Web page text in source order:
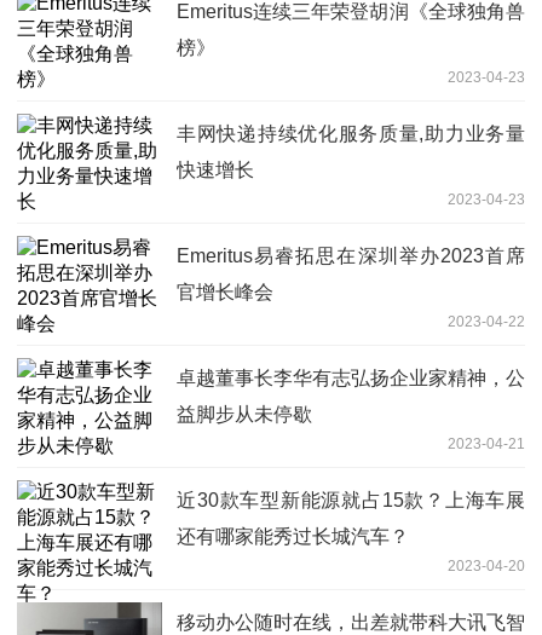
Emeritus连续三年荣登胡润《全球独角兽
榜》
2023-04-23
丰网快递持续优化服务质量,助力业务量
快速增长
2023-04-23
Emeritus易睿拓思在深圳举办2023首席
官增长峰会
2023-04-22
卓越董事长李华有志弘扬企业家精神，公
益脚步从未停歇
2023-04-21
近30款车型新能源就占15款？上海车展
还有哪家能秀过长城汽车？
2023-04-20
移动办公随时在线，出差就带科大讯飞智